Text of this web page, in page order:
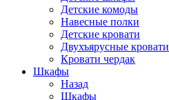
Детские комоды
Навесные полки
Детские кровати
Двухъярусные кровати
Кровати чердак
Шкафы
Назад
Шкафы